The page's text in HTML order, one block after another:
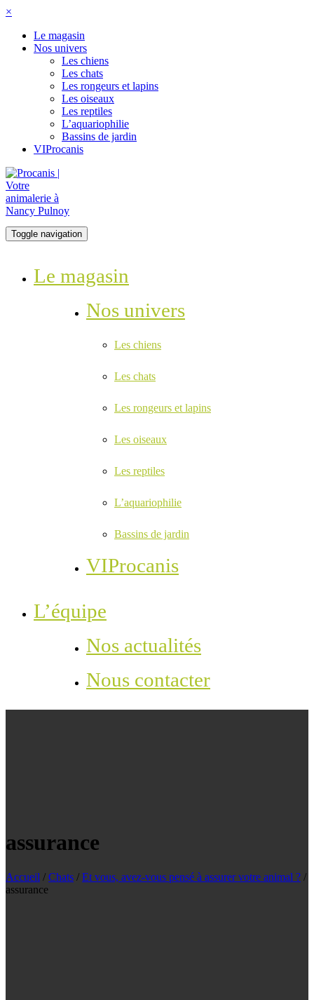
×
Le magasin
Nos univers
Les chiens
Les chats
Les rongeurs et lapins
Les oiseaux
Les reptiles
L’aquariophilie
Bassins de jardin
VIProcanis
Toggle navigation
Le magasin
Nos univers
Les chiens
Les chats
Les rongeurs et lapins
Les oiseaux
Les reptiles
L’aquariophilie
Bassins de jardin
VIProcanis
L’équipe
Nos actualités
Nous contacter
assurance
Accueil / Chats / Et vous, avez-vous pensé à assurer votre animal ? /
assurance